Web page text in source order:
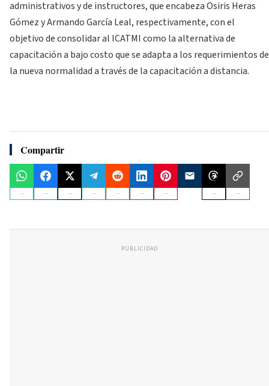
administrativos y de instructores, que encabeza Osiris Heras
Gómez y Armando García Leal, respectivamente, con el
objetivo de consolidar al ICATMI como la alternativa de
capacitación a bajo costo que se adapta a los requerimientos de
la nueva normalidad a través de la capacitación a distancia.
Compartir
PUBLICIDAD